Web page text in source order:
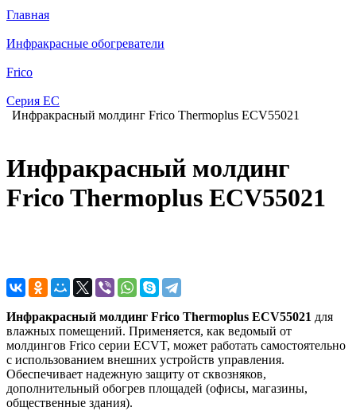
Главная
Инфракрасные обогреватели
Frico
Серия EC
Инфракрасный молдинг Frico Thermoplus ECV55021
Инфракрасный молдинг
Frico Thermoplus ECV55021
Инфракрасный молдинг Frico Thermoplus ECV55021 для
влажных помещений. Применяется, как ведомый от
молдингов Frico серии ECVT, может работать самостоятельно
с использованием внешних устройств управления.
Обеспечивает надежную защиту от сквозняков,
дополнительный обогрев площадей (офисы, магазины,
общественные здания).